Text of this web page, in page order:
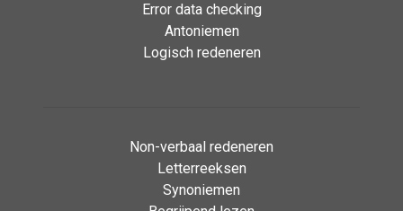
Error data checking
Antoniemen
Logisch redeneren
Non-verbaal redeneren
Letterreeksen
Synoniemen